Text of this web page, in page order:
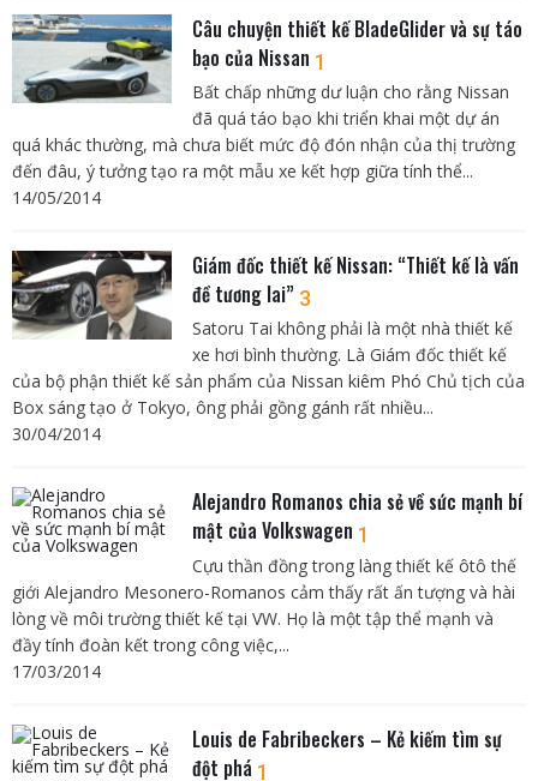
Câu chuyện thiết kế BladeGlider và sự táo
bạo của Nissan 1
Bất chấp những dư luận cho rằng Nissan
đã quá táo bạo khi triển khai một dự án
quá khác thường, mà chưa biết mức độ đón nhận của thị trường
đến đâu, ý tưởng tạo ra một mẫu xe kết hợp giữa tính thể...
14/05/2014
Giám đốc thiết kế Nissan: “Thiết kế là vấn
đề tương lai” 3
Satoru Tai không phải là một nhà thiết kế
xe hơi bình thường. Là Giám đốc thiết kế
của bộ phận thiết kế sản phẩm của Nissan kiêm Phó Chủ tịch của
Box sáng tạo ở Tokyo, ông phải gồng gánh rất nhiều...
30/04/2014
Alejandro Romanos chia sẻ về sức mạnh bí
mật của Volkswagen 1
Cựu thần đồng trong làng thiết kế ôtô thế
giới Alejandro Mesonero-Romanos cảm thấy rất ấn tượng và hài
lòng về môi trường thiết kế tại VW. Họ là một tập thể mạnh và
đầy tính đoàn kết trong công việc,...
17/03/2014
Louis de Fabribeckers – Kẻ kiếm tìm sự
đột phá 1